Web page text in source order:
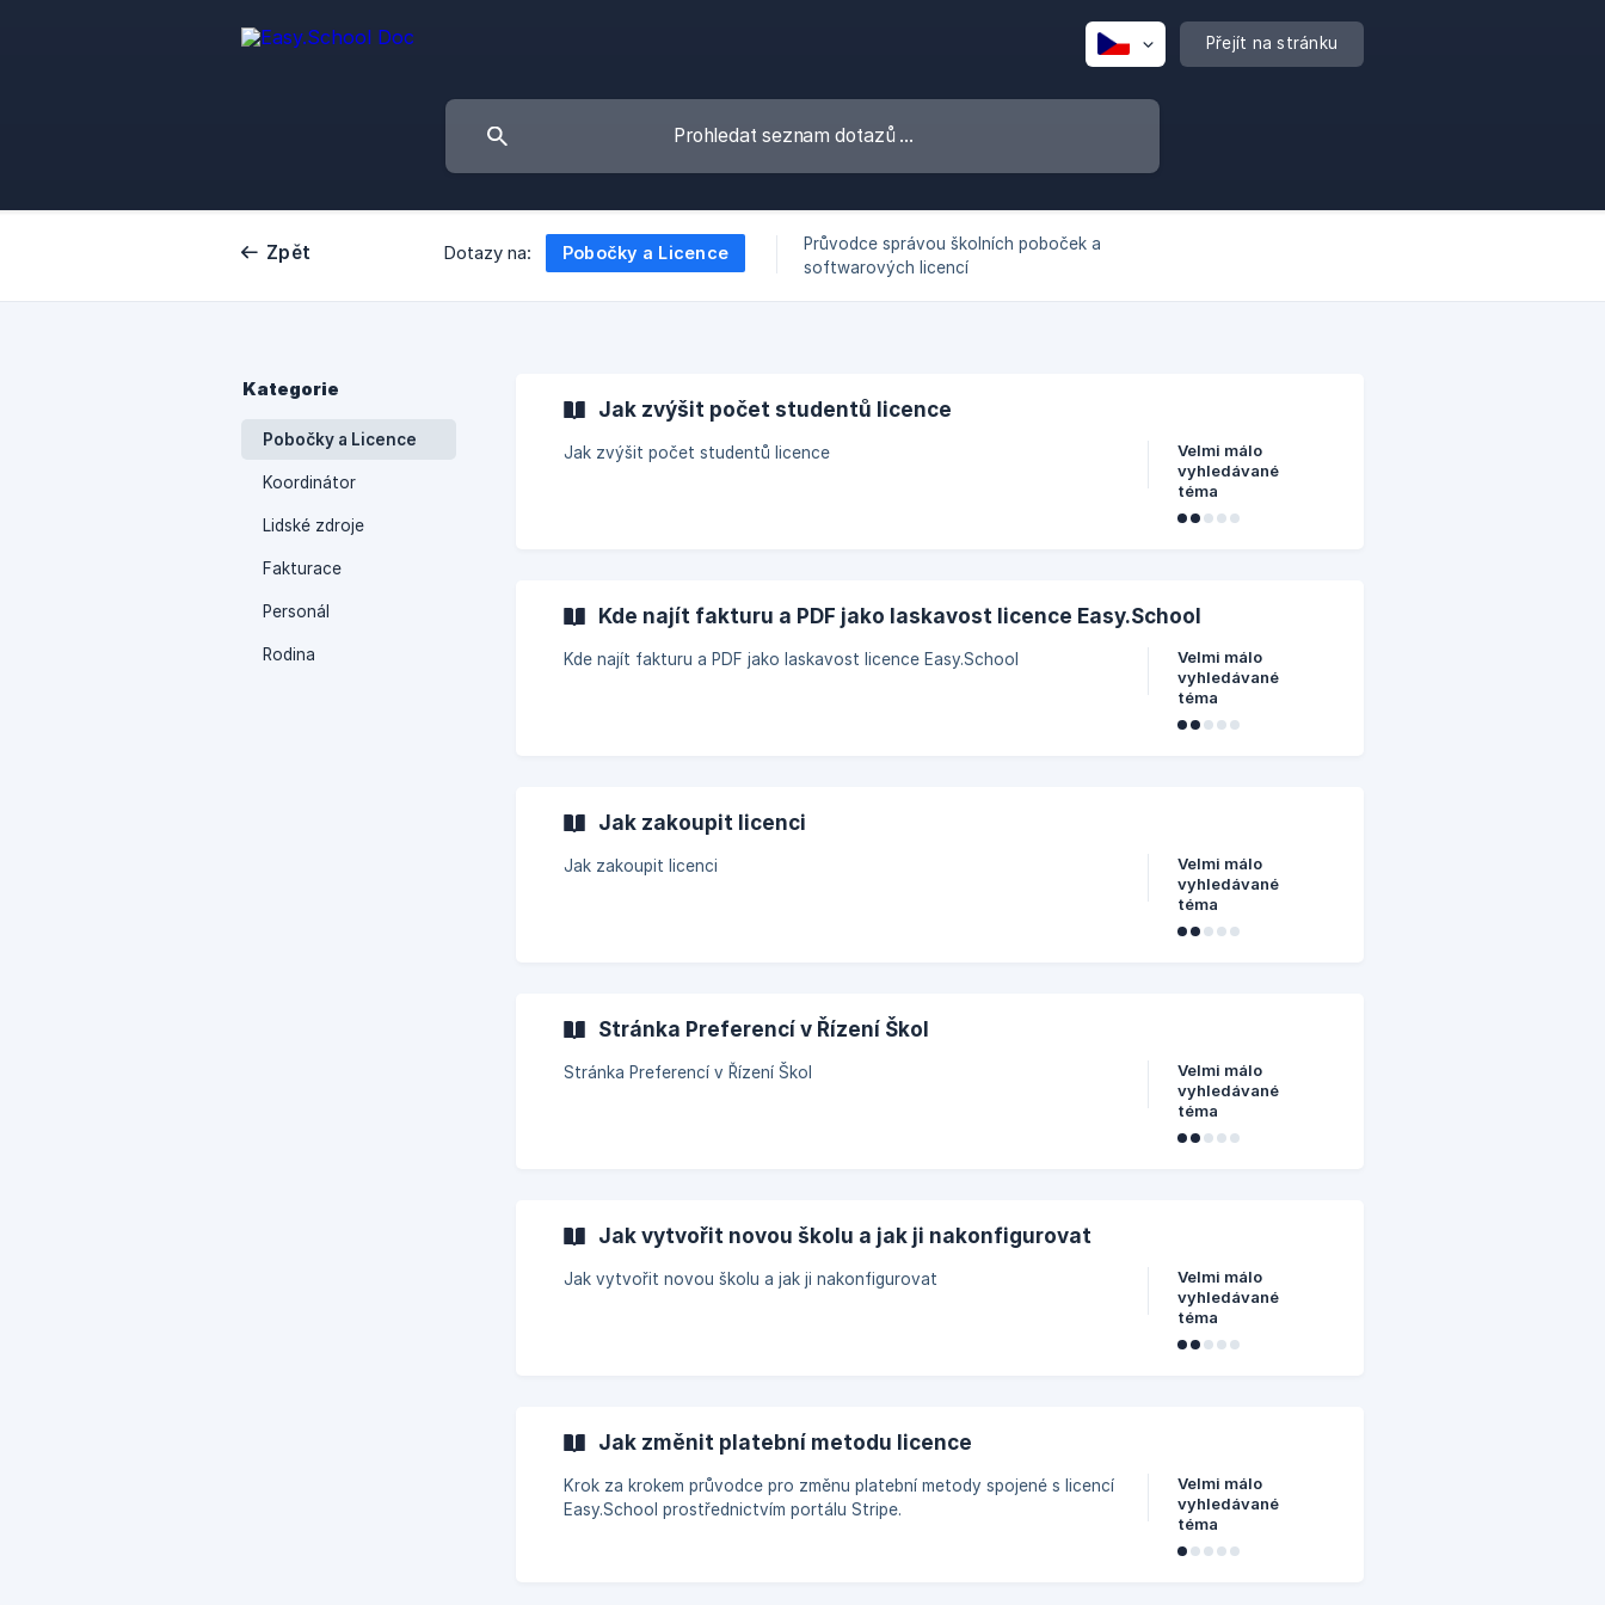
Přejít na stránku
Zpět Dotazy na: Pobočky a Licence
Průvodce správou školních poboček a
softwarových licencí
Kategorie
Pobočky a Licence
Koordinátor
Lidské zdroje
Fakturace
Personál
Rodina
Jak zvýšit počet studentů licence
Jak zvýšit počet studentů licence
Velmi málo
vyhledávané
téma
Kde najít fakturu a PDF jako laskavost licence Easy.School
Kde najít fakturu a PDF jako laskavost licence Easy.School
Velmi málo
vyhledávané
téma
Jak zakoupit licenci
Jak zakoupit licenci
Velmi málo
vyhledávané
téma
Stránka Preferencí v Řízení Škol
Stránka Preferencí v Řízení Škol
Velmi málo
vyhledávané
téma
Jak vytvořit novou školu a jak ji nakonfigurovat
Jak vytvořit novou školu a jak ji nakonfigurovat
Velmi málo
vyhledávané
téma
Jak změnit platební metodu licence
Krok za krokem průvodce pro změnu platební metody spojené s licencí
Easy.School prostřednictvím portálu Stripe.
Velmi málo
vyhledávané
téma